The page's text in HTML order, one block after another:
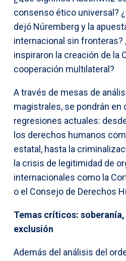
consenso ético universal?
dejó Núremberg y la
internacional sin fronteras?
inspiraron la creación de la
cooperación multilateral?
A través de mesas de
magistrales, se pondrán en
regresiones actuales:
los derechos humanos
estatal, hasta la
la crisis de legitimidad de
internacionales como la
o el Consejo de Derechos
Temas críticos:
exclusión
Además del análisis del